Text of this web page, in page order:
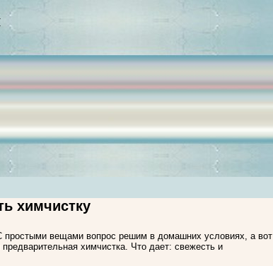
химчистку
простыми вещами вопрос решим в домашних условиях, а вот
химчистка. Что дает: свежесть и